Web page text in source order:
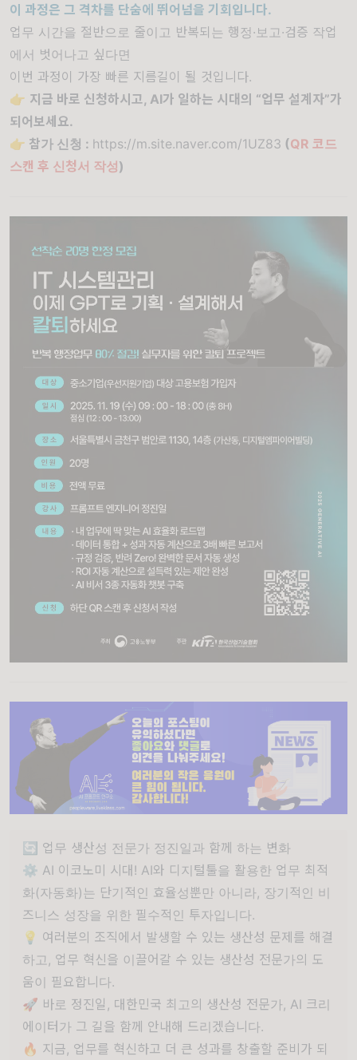
이 과정은 그 격차를 단숨에 뛰어넘을 기회입니다.
업무 시간을 절반으로 줄이고 반복되는 행정·보고·검증 작업
에서 벗어나고 싶다면
이번 과정이 가장 빠른 지름길이 될 것입니다.
👉 지금 바로 신청하시고, AI가 일하는 시대의 “업무 설계자”가
되어보세요.
👉 참가 신청 : https://m.site.naver.com/1UZ83 (QR 코드
스캔 후 신청서 작성)
🔄 업무 생산성 전문가 정진일과 함께 하는 변화
⚙️ AI 이코노미 시대! AI와 디지털툴을 활용한 업무 최적
화(자동화)는 단기적인 효율성뿐만 아니라, 장기적인 비
즈니스 성장을 위한 필수적인 투자입니다.
💡 여러분의 조직에서 발생할 수 있는 생산성 문제를 해결
하고, 업무 혁신을 이끌어갈 수 있는 생산성 전문가의 도
움이 필요합니다.
🚀 바로 정진일, 대한민국 최고의 생산성 전문가, AI 크리
에이터가 그 길을 함께 안내해 드리겠습니다.
🔥 지금, 업무를 혁신하고 더 큰 성과를 창출할 준비가 되